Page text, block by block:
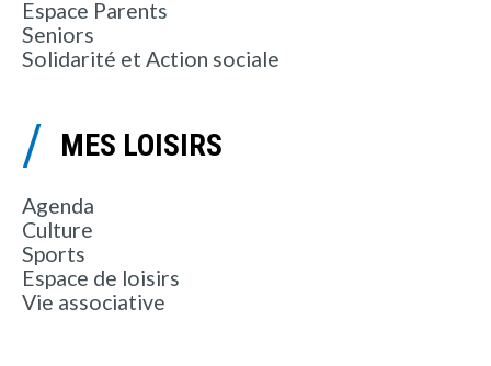
Espace Parents
Seniors
Solidarité et Action sociale
MES LOISIRS
Agenda
Culture
Sports
Espace de loisirs
Vie associative